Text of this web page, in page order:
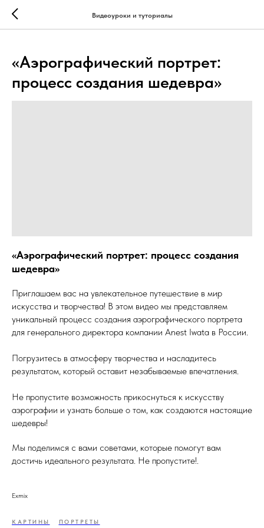
Видеоуроки и туториалы
«Аэрографический портрет:
процесс создания шедевра»
«Аэрографический портрет: процесс создания
шедевра»
Приглашаем вас на увлекательное путешествие в мир
искусства и творчества! В этом видео мы представляем
уникальный процесс создания аэрографического портрета
для генерального директора компании Anest Iwata в России.
Погрузитесь в атмосферу творчества и насладитесь
результатом, который оставит незабываемые впечатления.
Не пропустите возможность прикоснуться к искусству
аэрографии и узнать больше о том, как создаются настоящие
шедевры!
Мы поделимся с вами советами, которые помогут вам
достичь идеального результата. Не пропустите!.
Exmix
КАРТИНЫ ПОРТРЕТЫ